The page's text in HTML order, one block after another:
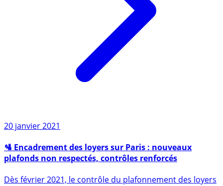
20 janvier 2021
plafonds non respectés, contrôles renforcés